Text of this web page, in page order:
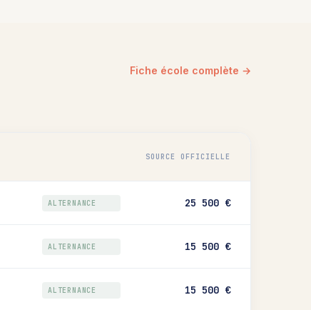
Fiche école complète →
SOURCE OFFICIELLE
ALTERNANCE 25 500 €
ALTERNANCE 15 500 €
ALTERNANCE 15 500 €